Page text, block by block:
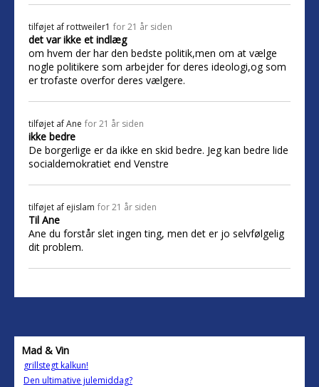
tilføjet af rottweiler1 for 21 år siden
det var ikke et indlæg
om hvem der har den bedste politik,men om at vælge
nogle politikere som arbejder for deres ideologi,og som
er trofaste overfor deres vælgere.
tilføjet afAne for 21 år siden
ikke bedre
De borgerlige er da ikke en skid bedre. Jeg kan bedre lide
socialdemokratiet end Venstre
tilføjet af ejislam for 21 år siden
Til Ane
Ane du forstår slet ingen ting, men det er jo selvfølgelig
dit problem.
Mad & Vin
grillstegt kalkun!
Den ultimative julemiddag?